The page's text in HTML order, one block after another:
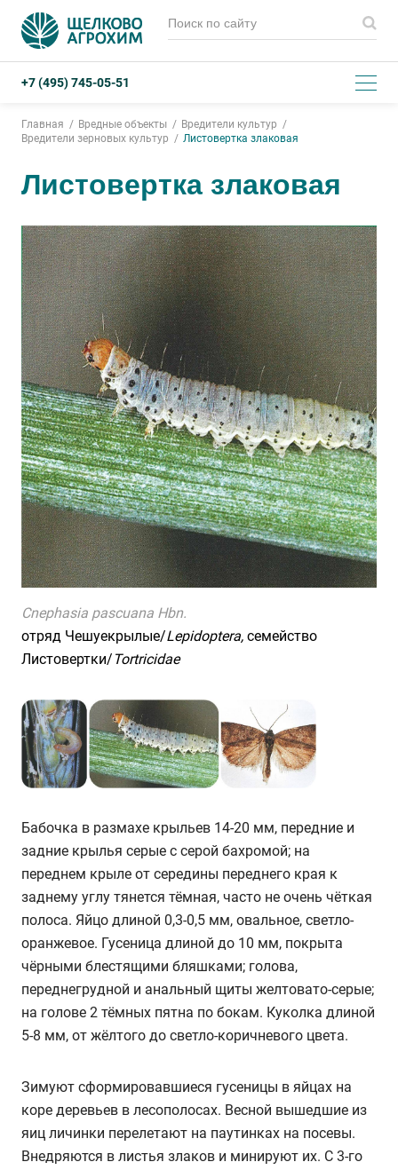
+7 (495) 745-05-51
Главная Вредные объекты
Вредители культур
Вредители зерновых культур
Листовертка злаковая
Листовертка злаковая
Cnephasia pascuana Hbn.
отряд Чешуекрылые/Lepidoptera, семейство
Листовертки/ Tortricidae
Бабочка в размахе крыльев 14-20 мм, передние и
задние крылья серые с серой бахромой; на
переднем крыле от середины переднего края к
заднему углу тянется тёмная, часто не очень чёткая
полоса. Яйцо длиной 0,3-0,5 мм, овальное, светло-
оранжевое. Гусеница длиной до 10 мм, покрыта
чёрными блестящими бляшками; голова,
переднегрудной и анальный щиты желтовато-серые;
на голове 2 тёмных пятна по бокам. Куколка длиной
5-8 мм, от жёлтого до светло-коричневого цвета.
Зимуют сформировавшиеся гусеницы в яйцах на
коре деревьев в лесополосах. Весной вышедшие из
яиц личинки перелетают на паутинках на посевы.
Внедряются в листья злаков и минируют их. С 3-го